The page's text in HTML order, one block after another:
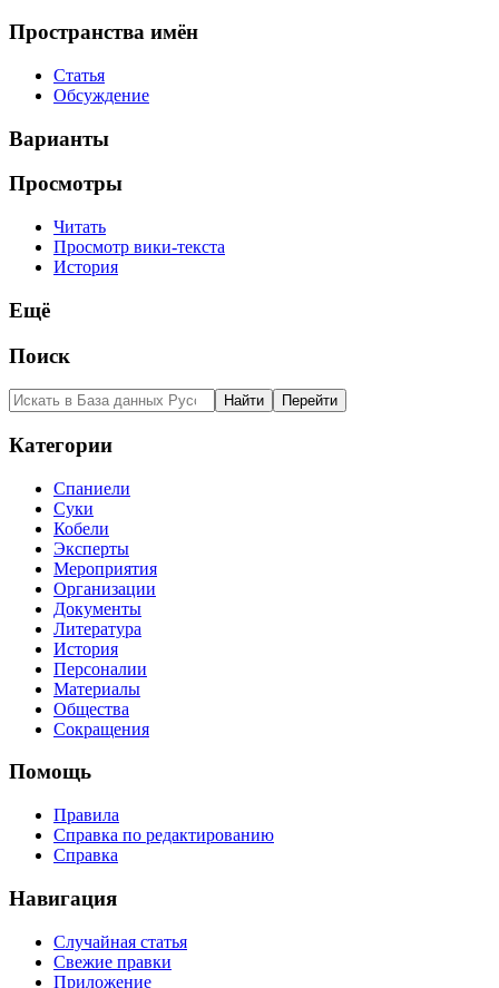
Пространства имён
Статья
Обсуждение
Варианты
Просмотры
Читать
Просмотр вики-текста
История
Ещё
Поиск
Категории
Спаниели
Суки
Кобели
Эксперты
Мероприятия
Организации
Документы
Литература
История
Персоналии
Материалы
Общества
Сокращения
Помощь
Правила
Справка по редактированию
Справка
Навигация
Случайная статья
Свежие правки
Приложение